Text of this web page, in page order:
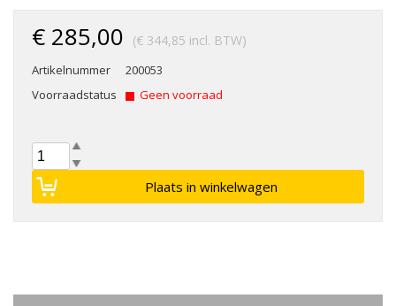
€ 285,00 (€ 344,85 incl. BTW)
Artikelnummer
200053
Voorraadstatus
Geen voorraad